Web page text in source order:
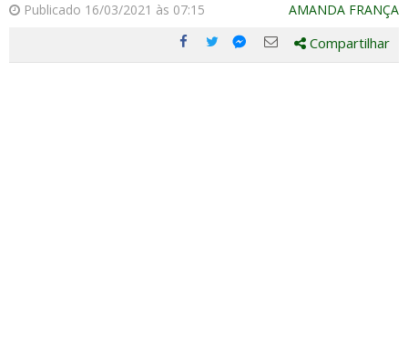
Publicado 16/03/2021 às 07:15 AMANDA FRANÇA
Compartilhe
Compartilhe
Compartilhe
Compartilhe
Compartilhar